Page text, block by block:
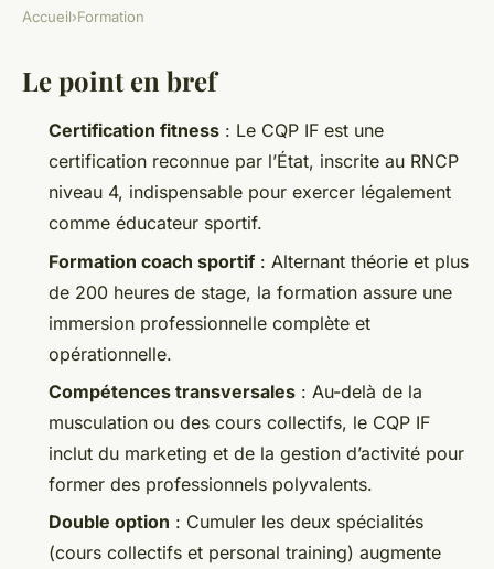
Pourquoi obtenir un cqp if
peut changer votre carrière
sportive
19/06/2026 07:45 8 min de lecture
Accueil›Formation
Le point en bref
Certification fitness : Le CQP IF est une
certification reconnue par l’État, inscrite au RNCP
niveau 4, indispensable pour exercer légalement
comme éducateur sportif.
Formation coach sportif : Alternant théorie et plus
de 200 heures de stage, la formation assure une
immersion professionnelle complète et
opérationnelle.
Compétences transversales : Au-delà de la
musculation ou des cours collectifs, le CQP IF
inclut du marketing et de la gestion d’activité pour
former des professionnels polyvalents.
Double option : Cumuler les deux spécialités
(cours collectifs et personal training) augmente